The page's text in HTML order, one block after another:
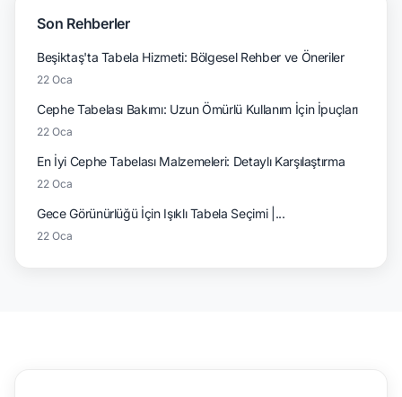
Son Rehberler
Beşiktaş'ta Tabela Hizmeti: Bölgesel Rehber ve Öneriler
22 Oca
Cephe Tabelası Bakımı: Uzun Ömürlü Kullanım İçin İpuçları
22 Oca
En İyi Cephe Tabelası Malzemeleri: Detaylı Karşılaştırma
22 Oca
Gece Görünürlüğü İçin Işıklı Tabela Seçimi |...
22 Oca